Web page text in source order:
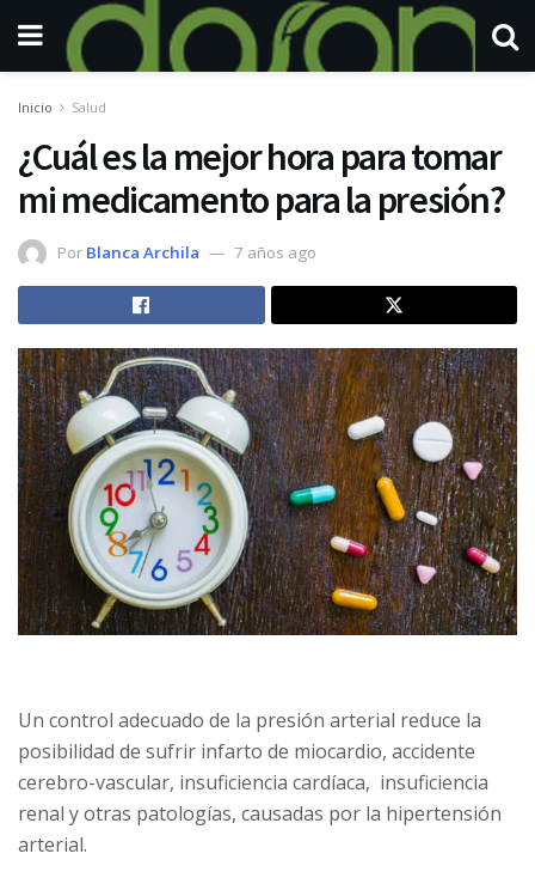
Inicio Salud
¿Cuál es la mejor hora para tomar
mi medicamento para la presión?
Por Blanca Archila 7 años ago
Un control adecuado de la presión arterial reduce la
posibilidad de sufrir infarto de miocardio, accidente
cerebro-vascular, insuficiencia cardíaca, insuficiencia
renal y otras patologías, causadas por la hipertensión
arterial.